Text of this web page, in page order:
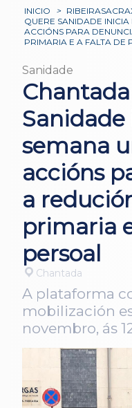
INICIO >
QUERE SANIDADE INICIA
ACCIÓNS PARA
PRIMARIA E A FALTA DE
Sanidade
semana
accións
a
primaria
persoal
Chantada
A plataforma
mobilización
novembro, ás